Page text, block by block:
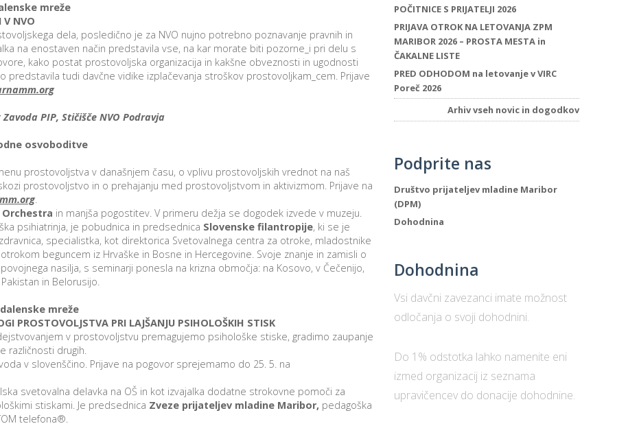
mreže
V NVO
dela, posledično je za NVO nujno potrebno poznavanje pravnih in
na enostaven način predstavila vse, na kar morate biti pozorne_i pri delu s
kako postat prostovoljska organizacija in kakšne obveznosti in ugodnosti
tudi davčne vidike izplačevanja stroškov prostovoljkam_cem. Prijave
Zavoda PIP, Stičišče NVO Podravja
osvoboditve
prostovoljstva v današnjem času, o vplivu prostovoljskih vrednot na naš
prostovoljstvo in o prehajanju med prostovoljstvom in aktivizmom. Prijave na
.
in manjša pogostitev. V primeru dežja se dogodek izvede v muzeju.
psihiatrinja, je pobudnica in predsednica Slovenske filantropije, ki se je
specialistka, kot direktorica Svetovalnega centra za otroke, mladostnike
beguncem iz Hrvaške in Bosne in Hercegovine. Svoje znanje in zamisli o
nasilja, s seminarji ponesla na krizna območja: na Kosovo, v Čečenijo,
in Belorusijo.
mreže
PROSTOVOLJSTVA PRI LAJŠANJU PSIHOLOŠKIH STISK
v prostovoljstvu premagujemo psihološke stiske, gradimo zaupanje
različnosti drugih.
v slovenščino. Prijave na pogovor sprejemamo do 25. 5. na
svetovalna delavka na OŠ in kot izvajalka dodatne strokovne pomoči za
stiskami. Je predsednica Zveze prijateljev mladine Maribor, pedagoška
telefona®.
POČITNICE S PRIJATELJI 2026
PRIJAVA OTROK NA LETOVANJA ZPM
MARIBOR 2026 – PROSTA MESTA in
ČAKALNE LISTE
PRED ODHODOM na letovanje v VIRC
Poreč 2026
Arhiv vseh novic in dogodkov
Podprite nas
Društvo prijateljev mladine Maribor
(DPM)
Dohodnina
Dohodnina
Vsi davčni zavezanci imate možnost
odločanja o svoji dohodnini.
Do 1% odstotka lahko namenite eni
izmed organizacij iz seznama
upravičencev do donacije dohodnine.